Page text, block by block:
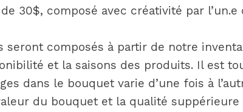
30$, composé avec créativité par
seront composés à partir de notre
et la saisons des produits. Il est
dans le bouquet varie d’une fois à
du bouquet et la qualité